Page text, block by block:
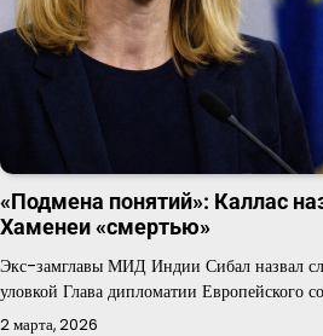
«Подмена понятий»: Каллас
Хаменеи «смертью»
Экс-замглавы МИД Индии Сибал назвал
уловкой Глава дипломатии Европейского
2 марта, 2026